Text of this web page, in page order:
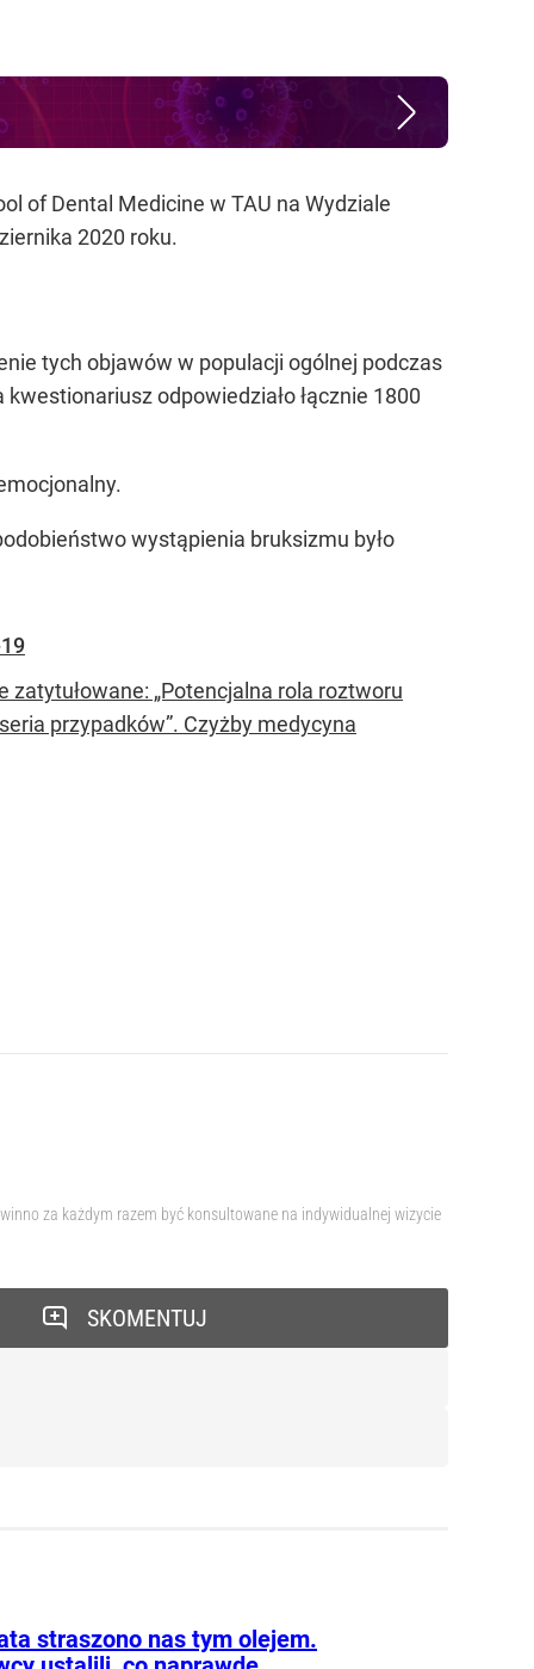
of Dental Medicine w TAU na Wydziale
2020 roku.
tych objawów w populacji ogólnej podczas
odpowiedziało łącznie 1800
wystąpienia bruksizmu było
„Potencjalna rola roztworu
przypadków”. Czyżby medycyna
za każdym razem być konsultowane na indywidualnej wizycie
SKOMENTUJ
straszono nas tym olejem.